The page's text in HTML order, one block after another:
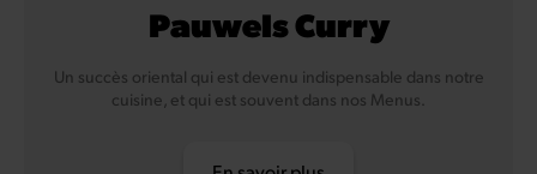
Pauwels Curry
Un succès oriental qui est devenu indispensable dans notre
cuisine, et qui est souvent dans nos Menus.